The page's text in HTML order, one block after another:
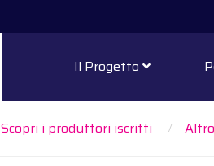
Il Progetto
Scopri i produttori iscritti